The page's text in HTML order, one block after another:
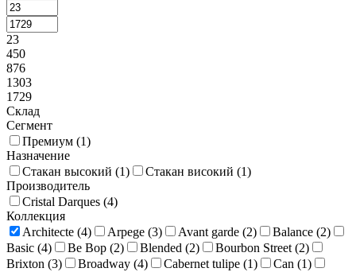
23
450
876
1303
1729
Склад
Сегмент
Премиум (1)
Назначение
Стакан высокий (1) Стакан високий (1)
Производитель
Cristal Darques (4)
Коллекция
Architecte (4) Arpege (3) Avant garde (2) Balance (2)
Basic (4) Be Bop (2) Blended (2) Bourbon Street (2)
Brixton (3) Broadway (4) Cabernet tulipe (1) Can (1)